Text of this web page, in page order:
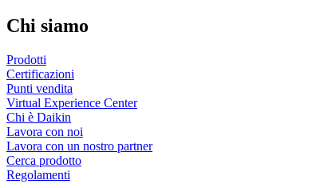
Chi siamo
Prodotti
Certificazioni
Punti vendita
Virtual Experience Center
Chi è Daikin
Lavora con noi
Lavora con un nostro partner
Cerca prodotto
Regolamenti